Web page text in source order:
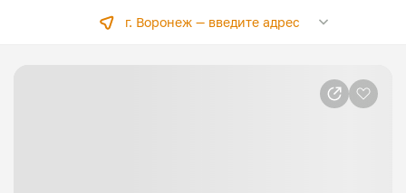
г. Воронеж —введите адрес